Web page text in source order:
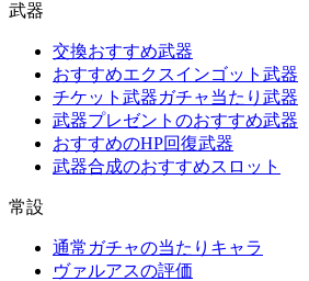
武器
交換おすすめ武器
おすすめエクスインゴット武器
チケット武器ガチャ当たり武器
武器プレゼントのおすすめ武器
おすすめのHP回復武器
武器合成のおすすめスロット
常設
通常ガチャの当たりキャラ
ヴァルアスの評価